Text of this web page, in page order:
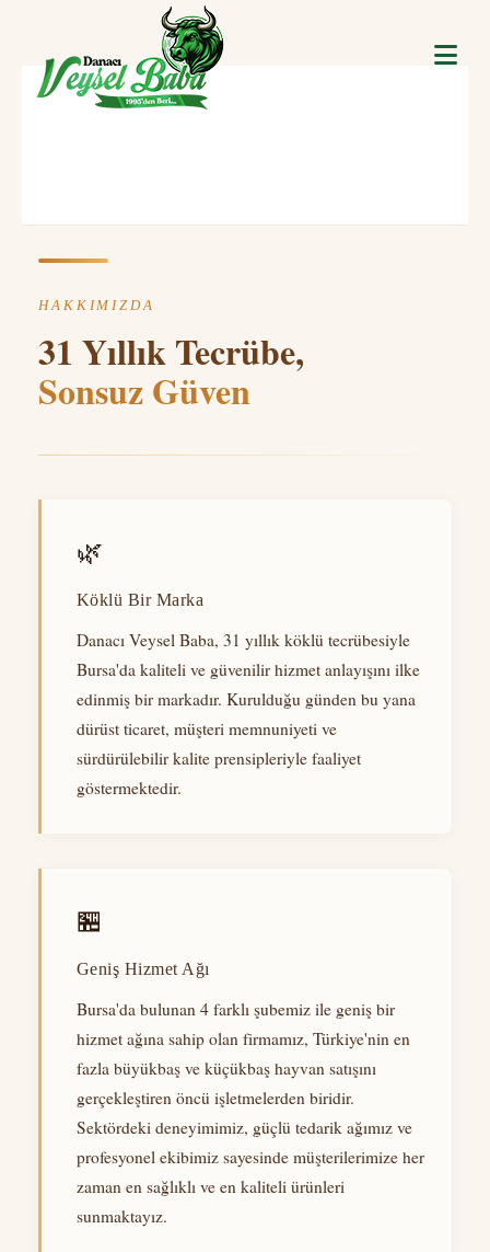
HAKKIMIZDA
31 Yıllık Tecrübe,
Sonsuz Güven
🌿
Köklü Bir Marka
Danacı Veysel Baba, 31 yıllık köklü tecrübesiyle
Bursa'da kaliteli ve güvenilir hizmet anlayışını ilke
edinmiş bir markadır. Kurulduğu günden bu yana
dürüst ticaret, müşteri memnuniyeti ve
sürdürülebilir kalite prensipleriyle faaliyet
göstermektedir.
🏪
Geniş Hizmet Ağı
Bursa'da bulunan 4 farklı şubemiz ile geniş bir
hizmet ağına sahip olan firmamız, Türkiye'nin en
fazla büyükbaş ve küçükbaş hayvan satışını
gerçekleştiren öncü işletmelerden biridir.
Sektördeki deneyimimiz, güçlü tedarik ağımız ve
profesyonel ekibimiz sayesinde müşterilerimize her
zaman en sağlıklı ve en kaliteli ürünleri
sunmaktayız.